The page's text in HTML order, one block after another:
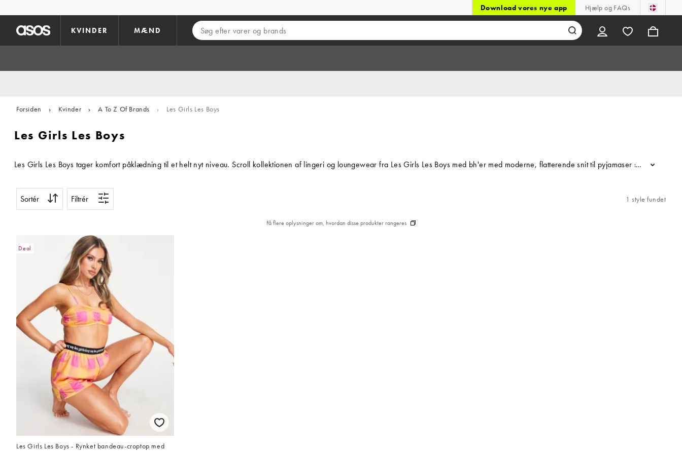
Download vores nye app Hjælp og FAQs
KVINDER MÆND
Forsiden › Kvinder › A To Z Of Brands › Les Girls Les Boys
Les Girls Les Boys
Les Girls Les Boys tager komfort påklædning til et helt nyt niveau. Scroll kollektionen af lingeri og loungewear fra Les Girls Les Boys med bh'er med moderne, flatterende snit til pyjamaser så
...
Sortér Filtrér 1 style fundet
Få flere oplysninger om, hvordan disse produkter rangeres
Deal
Les Girls Les Boys - Rynket bandeau-croptop med